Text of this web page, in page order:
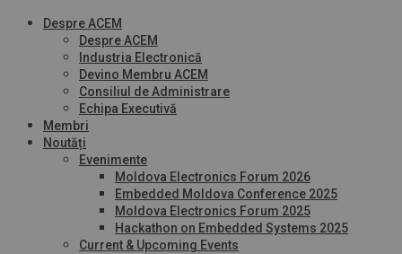
Despre ACEM
Despre ACEM
Industria Electronică
Devino Membru ACEM
Consiliul de Administrare
Echipa Executivă
Membri
Noutăți
Evenimente
Moldova Electronics Forum 2026
Embedded Moldova Conference 2025
Moldova Electronics Forum 2025
Hackathon on Embedded Systems 2025
Current & Upcoming Events